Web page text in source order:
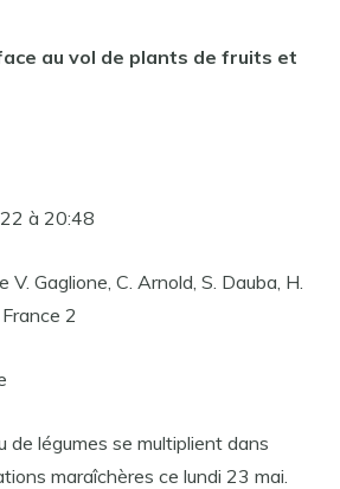
au vol de plants de fruits et
à 20:48
Gaglione, C. Arnold, S. Dauba, H.
2
de légumes se multiplient dans
maraîchères ce lundi 23 mai.